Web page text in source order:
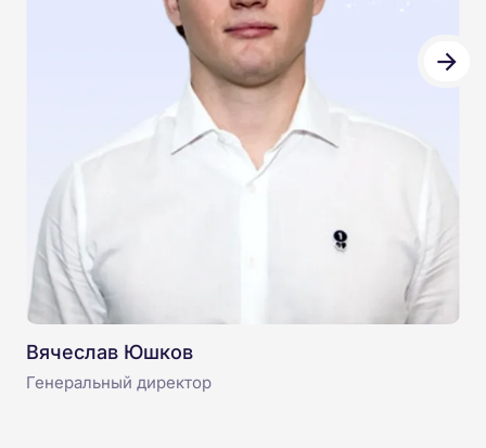
Вячеслав Юшков
Генеральный директор